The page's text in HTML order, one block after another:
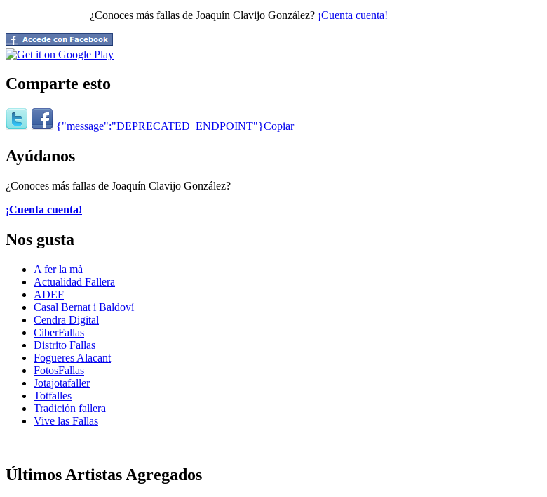
¿Conoces más fallas de Joaquín Clavijo González? ¡Cuenta cuenta!
Comparte esto
{"message":"DEPRECATED_ENDPOINT"}Copiar
Ayúdanos
¿Conoces más fallas de Joaquín Clavijo González?
¡Cuenta cuenta!
Nos gusta
A fer la mà
Actualidad Fallera
ADEF
Casal Bernat i Baldoví
Cendra Digital
CiberFallas
Distrito Fallas
Fogueres Alacant
FotosFallas
Jotajotafaller
Totfalles
Tradición fallera
Vive las Fallas
Últimos Artistas Agregados